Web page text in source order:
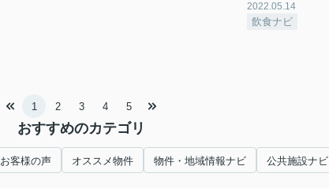
2022.05.14
飲食ナビ
1 2 3 4 5
おすすめのカテゴリ
お客様の声 オススメ物件 物件・地域情報ナビ 公共施設ナビ